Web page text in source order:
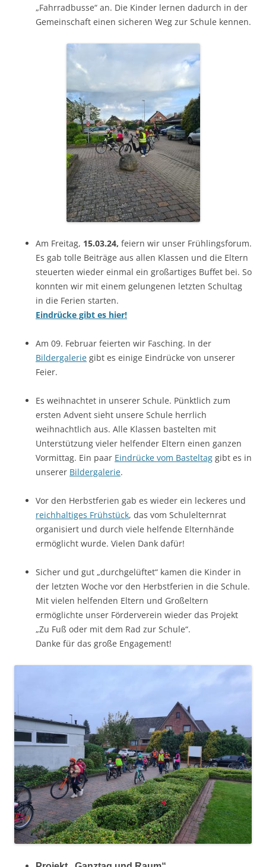
„Fahrradbusse“ an. Die Kinder lernen dadurch in der
Gemeinschaft einen sicheren Weg zur Schule kennen.
Am Freitag, 15.03.24, feiern wir unser Frühlingsforum.
Es gab tolle Beiträge aus allen Klassen und die Eltern
steuerten wieder einmal ein großartiges Buffet bei. So
konnten wir mit einem gelungenen letzten Schultag
in die Ferien starten.
Eindrücke gibt es hier!
Am 09. Februar feierten wir Fasching. In der
Bildergalerie gibt es einige Eindrücke von unserer
Feier.
Es weihnachtet in unserer Schule. Pünktlich zum
ersten Advent sieht unsere Schule herrlich
weihnachtlich aus. Alle Klassen bastelten mit
Unterstützung vieler helfender Eltern einen ganzen
Vormittag. Ein paar Eindrücke vom Basteltag gibt es in
unserer Bildergalerie.
Vor den Herbstferien gab es wieder ein leckeres und
reichhaltiges Frühstück, das vom Schulelternrat
organisiert und durch viele helfende Elternhände
ermöglicht wurde. Vielen Dank dafür!
Sicher und gut „durchgelüftet“ kamen die Kinder in
der letzten Woche vor den Herbstferien in die Schule.
Mit vielen helfenden Eltern und Großeltern
ermöglichte unser Förderverein wieder das Projekt
„Zu Fuß oder mit dem Rad zur Schule“.
Danke für das große Engagement!